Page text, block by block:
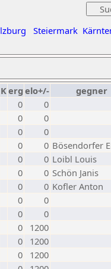
Steiermark
Kerg elo+/- gegner
0
0
0
0
0
0
0 0 Bösendorfer
0 0 Loibl Louis
0 0 Schön Janis
0 0 Kofler Anton
0
0
0
0
0
1200
0
1200
0
1200